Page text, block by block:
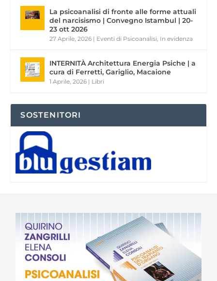
La psicoanalisi di fronte alle forme attuali
del narcisismo | Convegno Istambul | 20-
23 ott 2026
27 Aprile, 2026 | Eventi di Psicoanalisi In evidenza
INTERNITÀ Architettura Energia Psiche | a
cura di Ferretti, Gariglio, Macaione
1 Aprile, 2026 | Libri
SOSTENITORI